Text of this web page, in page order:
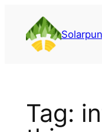
contenuto
Tag: